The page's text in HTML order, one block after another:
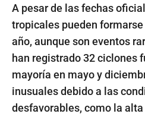
A pesar de las fechas
tropicales pueden
año, aunque son eventos
han registrado 32 ciclones
mayoría en mayo y
inusuales debido a las
desfavorables, como la